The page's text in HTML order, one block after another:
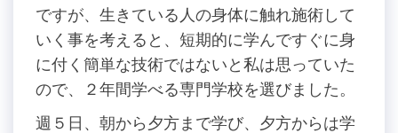
ですが、生きている人の身体に触れ施術して
いく事を考えると、短期的に学んですぐに身
に付く簡単な技術ではないと私は思っていた
ので、２年間学べる専門学校を選びました。
週５日、朝から夕方まで学び、夕方からは学